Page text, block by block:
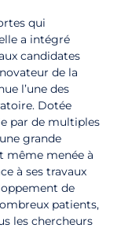
qui
a intégré
candidates
de la
l’une des
Dotée
par de multiples
grande
même menée à
à ses travaux
de
patients,
les chercheurs